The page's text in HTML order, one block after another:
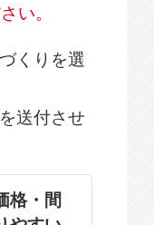
い。
くりを選
送付させ
格・間